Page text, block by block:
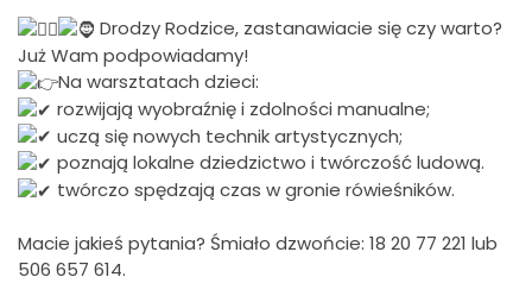
Drodzy Rodzice, zastanawiacie się czy warto?
Już Wam podpowiadamy!
Na warsztatach dzieci:
rozwijają wyobraźnię i zdolności manualne;
uczą się nowych technik artystycznych;
poznają lokalne dziedzictwo i twórczość ludową.
twórczo spędzają czas w gronie rówieśników.
Macie jakieś pytania? Śmiało dzwońcie: 18 20 77 221 lub
506 657 614.